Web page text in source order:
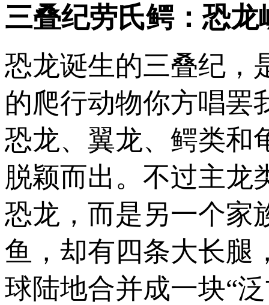
三叠纪劳氏鳄：恐龙
恐龙诞生的三叠纪，
的爬行动物你方唱罢
恐龙、翼龙、鳄类和
脱颖而出。不过主龙
恐龙，而是另一个家
鱼，却有四条大长腿
球陆地合并成一块“